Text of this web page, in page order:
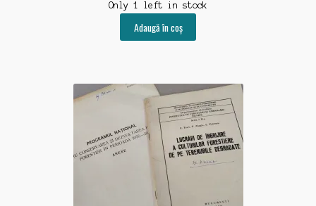
Only 1 left in stock
Adaugă în coș